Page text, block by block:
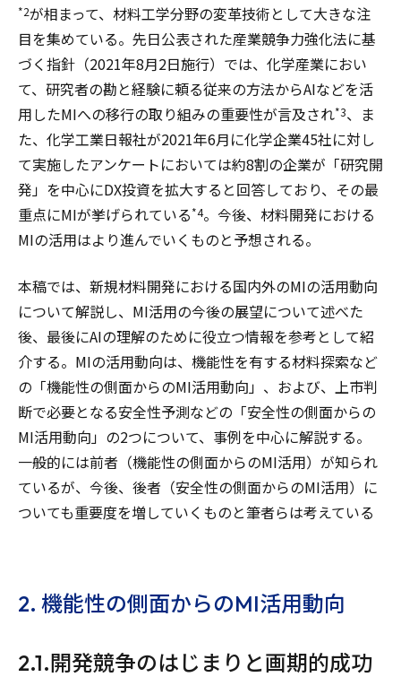
*2が相まって、材料工学分野の変革技術として大きな注
目を集めている。先日公表された産業競争力強化法に基
づく指針（2021年8月2日施行）では、化学産業におい
て、研究者の勘と経験に頼る従来の方法からAIなどを活
用したMIへの移行の取り組みの重要性が言及され*3、ま
た、化学工業日報社が2021年6月に化学企業45社に対し
て実施したアンケートにおいては約8割の企業が「研究開
発」を中心にDX投資を拡大すると回答しており、その最
重点にMIが挙げられている*4。今後、材料開発における
MIの活用はより進んでいくものと予想される。
本稿では、新規材料開発における国内外のMIの活用動向
について解説し、MI活用の今後の展望について述べた
後、最後にAIの理解のために役立つ情報を参考として紹
介する。MIの活用動向は、機能性を有する材料探索など
の「機能性の側面からのMI活用動向」、および、上市判
断で必要となる安全性予測などの「安全性の側面からの
MI活用動向」の2つについて、事例を中心に解説する。
一般的には前者（機能性の側面からのMI活用）が知られ
ているが、今後、後者（安全性の側面からのMI活用）に
ついても重要度を増していくものと筆者らは考えている
2. 機能性の側面からのMI活用動向
2.1.開発競争のはじまりと画期的成功